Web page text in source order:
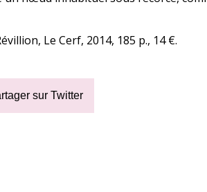
, Le Cerf, 2014, 185 p., 14 €.
sur Twitter